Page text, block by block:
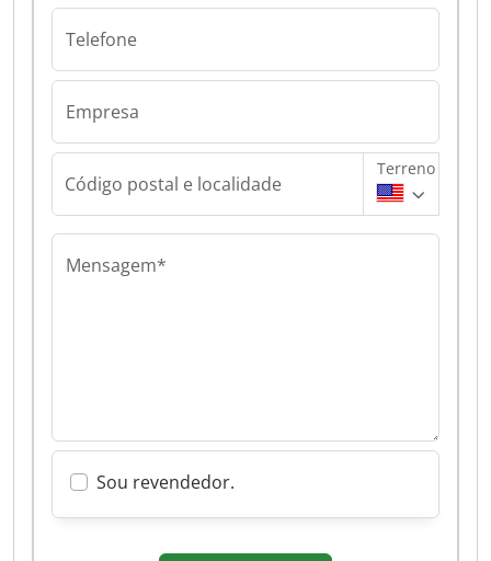
Telefone
Empresa
Código postal e localidade
Terreno
Mensagem*
Sou revendedor.